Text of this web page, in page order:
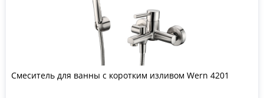
Смеситель для ванны с коротким изливом Wern 4201